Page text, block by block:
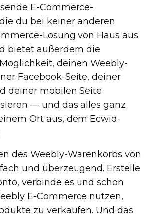
E-Commerce-
die du bei keiner anderen
Lösung von Haus aus
bietet außerdem die
deinen Weebly-
Facebook-Seite, deiner
deiner mobilen Seite
— und das alles ganz
Ort aus, dem Ecwid-
des Weebly-Warenkorbs von
und überzeugend. Erstelle
verbinde es und schon
E-Commerce nutzen,
zu verkaufen. Und das